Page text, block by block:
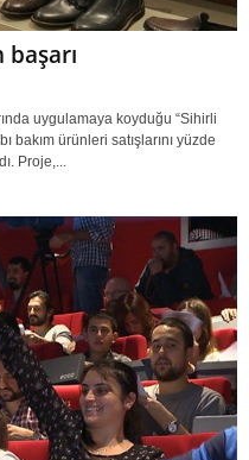
başarı
uygulamaya koyduğu “Sihirli
bakım ürünleri satışlarını yüzde
Proje,...